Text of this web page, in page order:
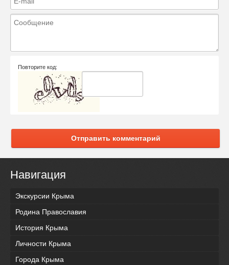
Повторите код:
Отправить комментарий
Навигация
Экскурсии Крыма
Родина Православия
История Крыма
Личности Крыма
Города Крыма